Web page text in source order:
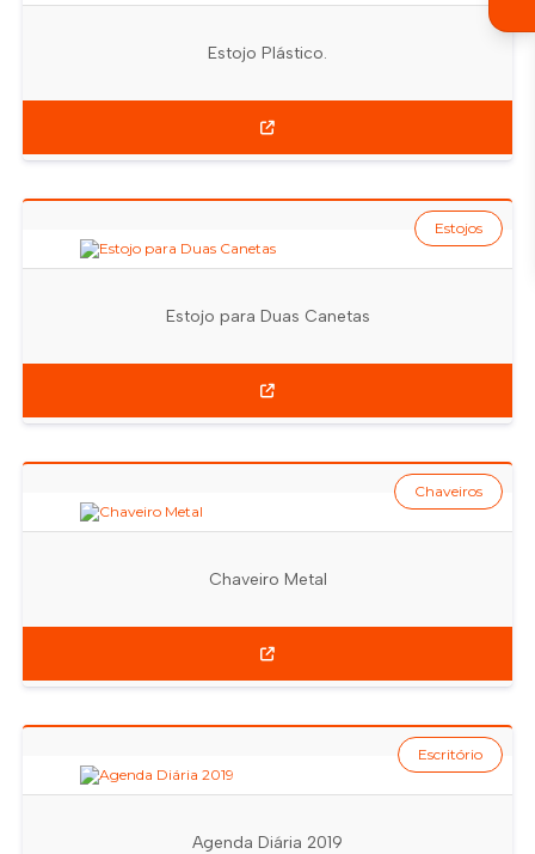
Estojo Plástico.
Estojo para Duas Canetas
Estojos
Chaveiro Metal
Chaveiros
Agenda Diária 2019
Escritório